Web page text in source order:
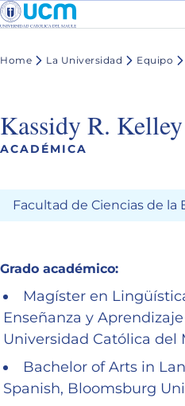
Home La Universidad Equipo
Kassidy R. Kelley
ACADÉMICA
Facultad de Ciencias de la
Grado académico:
Magíster en
Enseñanza y
Universidad Católica del
Bachelor of Arts in
Spanish, Bloomsburg